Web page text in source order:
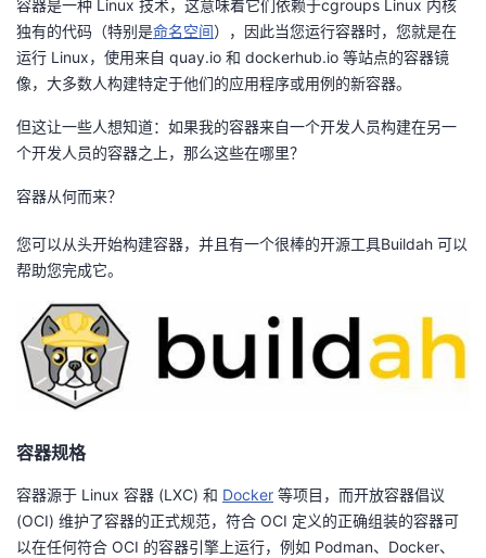
页
开
发
我
博
客
的
论
坛
我
的
圈
我
的
我
动
关
的
我
容器是一种 Linux 技术，这意味着它们依赖于cgroups Linux 内核
独有的代码（特别是命名空间），因此当您运行容器时，您就是在
运行 Linux，使用来自 quay.io 和 dockerhub.io 等站点的容器镜
像，大多数人构建特定于他们的应用程序或用例的新容器。
但这让一些人想知道：如果我的容器来自一个开发人员构建在另一
个开发人员的容器之上，那么这些在哪里？
容器从何而来？
您可以从头开始构建容器，并且有一个很棒的开源工具Buildah 可以
帮助您完成它。
容器规格
容器源于 Linux 容器 (LXC) 和 Docker 等项目，而开放容器倡议
(OCI) 维护了容器的正式规范，符合 OCI 定义的正确组装的容器可
以在任何符合 OCI 的容器引擎上运行，例如 Podman、Docker、